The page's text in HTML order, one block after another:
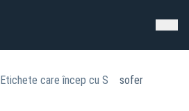
Etichete care încep cu S sofer